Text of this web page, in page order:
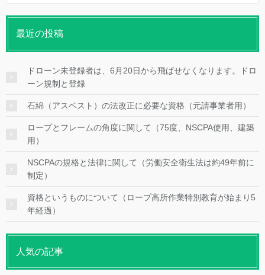
最近の投稿
ドローン未登録者は、6月20日から飛ばせなくなります。ドロ
ーン規制と登録
石綿（アスベスト）の法改正に必要な資格（元請事業者用）
ロープとフレームの角度に関して（75度、NSCPA使用、建築
用）
NSCPAの規格と法律に関して（労働安全衛生法は約49年前に
制定）
資格というものについて（ロープ高所作業特別教育が始まり5
年経過）
人気の記事